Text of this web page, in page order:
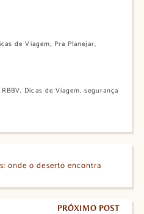
de Viagem, Pra Planejar,
, Dicas de Viagem,segurança
onde o deserto encontra
PRÓXIMO POST